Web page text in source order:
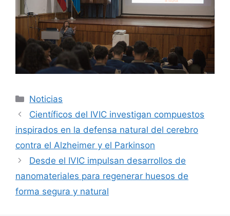
Noticias
Científicos del IVIC investigan compuestos
inspirados en la defensa natural del cerebro
contra el Alzheimer y el Parkinson
Desde el IVIC impulsan desarrollos de
nanomateriales para regenerar huesos de
forma segura y natural